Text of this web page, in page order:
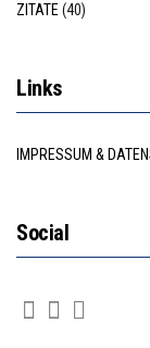
ZITATE (40)
Links
IMPRESSUM &
Social